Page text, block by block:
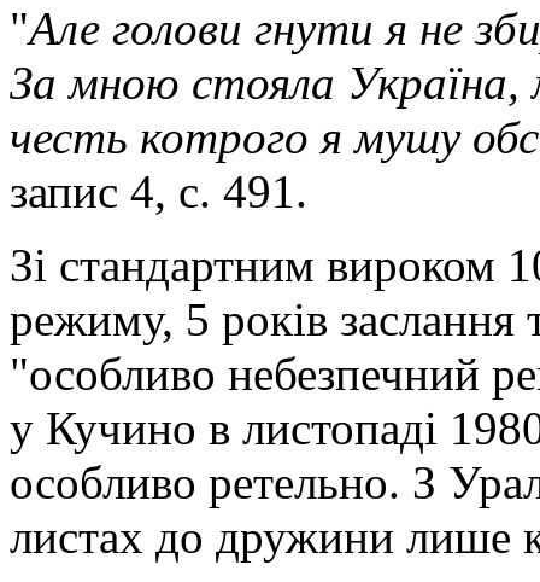
"Але голови гнути я не
За мною стояла Україна,
честь котрого я мушу
запис 4, с. 491.
Зі стандартним вироком
режиму, 5 років
"особливо небезпечний
у Кучино в листопаді
особливо ретельно. З
листах до дружини лише